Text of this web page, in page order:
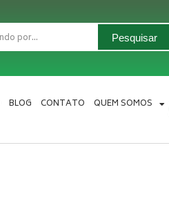
Pesquisar
BLOG CONTATO QUEM SOMOS